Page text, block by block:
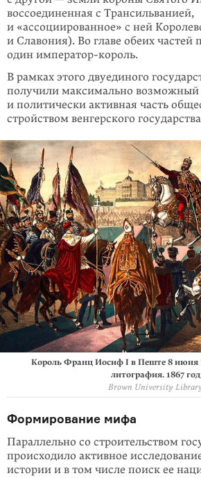
вос­соединенная с Трансильванией,
и «ассоциированное» с ней
и Славония). Во главе обеих частей
один импе­ратор-король.
В рамках этого двуединого
получили максимально воз­можный
и политически активная часть
стройством венгерского
Король Франц Иосиф I в Пеште 8 июня
литография. 1867 год
Brown University
Формирование мифа
Параллельно со строительством
происходило активное
истории и в том числе поиск ее